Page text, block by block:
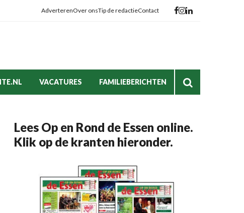
AdverterenOver onsTip de redactieContact
VACATURES FAMILIEBERICHTEN
Lees Op en Rond de Essen online.
Klik op de kranten hieronder.